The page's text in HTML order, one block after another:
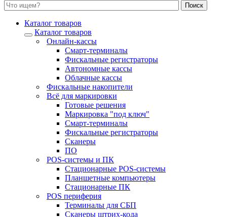
Каталог товаров
Каталог товаров
Онлайн-кассы
Смарт-терминалы
Фискальные регистраторы
Автономные кассы
Облачные кассы
Фискальные накопители
Всё для маркировки
Готовые решения
Маркировка "под ключ"
Смарт-терминалы
Фискальные регистраторы
Сканеры
ПО
POS-системы и ПК
Стационарные POS-системы
Планшетные компьютеры
Стационарные ПК
POS периферия
Терминалы для СБП
Сканеры штрих-кода